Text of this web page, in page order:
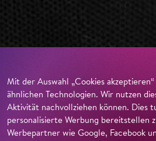
Mit der Auswahl „Cookies
ähnlichen Technologien. Wir nutzen
Aktivität nachvollziehen können. Dies
personalisierte Werbung bereitstellen
Werbepartner wie Google, Facebook